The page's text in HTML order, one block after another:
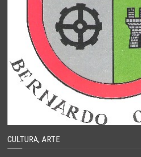
CULTURA, ARTE